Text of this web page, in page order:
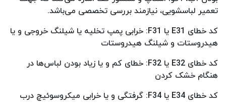
تعمیر لباسشویی، نیازمند بررسی تخصصی می‌باشد.
کد خطای E31 یا F31: خرابی پمپ تخلیه یا شیلنگ خروجی و یا
هیدروستات و شیلنگ هیدروستات
کد خطای E32 یا F32: خطای کم و یا زیاد بودن لباس‌ها در
هنگام خشک کردن
کد خطای E34 یا F34: گرفتگی و یا خرابی میکروسوئیچ درب